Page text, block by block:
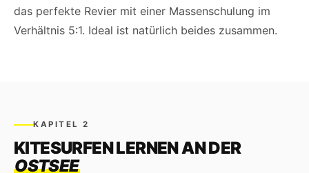
das perfekte Revier mit einer Massenschulung im
Verhältnis 5:1. Ideal ist natürlich beides zusammen.
KAPITEL 2
KITESURFEN LERNEN AN DER
OSTSEE